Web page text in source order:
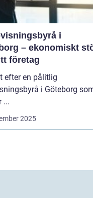
i
– ekonomiskt
företag
efter en pålitlig
i Göteborg
...
2025